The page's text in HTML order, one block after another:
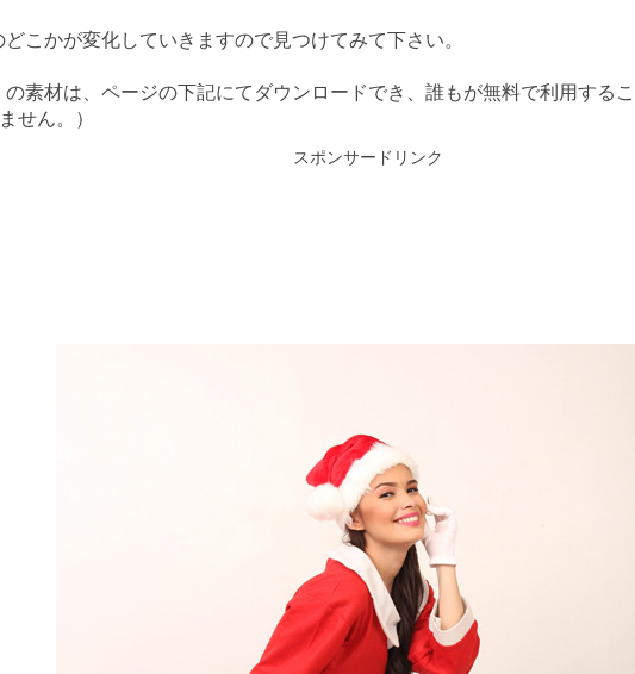
こかが変化していきますので見つけてみて下さい。
素材は、ページの下記にてダウンロードでき、誰もが無料で利用するこ
せん。）
スポンサードリンク